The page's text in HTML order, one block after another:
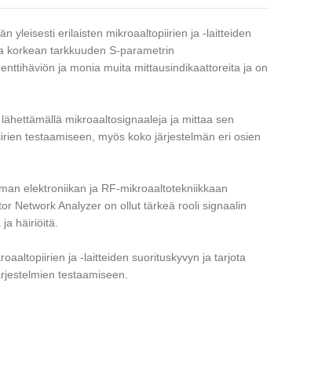
yleisesti erilaisten mikroaaltopiirien ja -laitteiden
korkean tarkkuuden S-parametrin
ja monia muita mittausindikaattoreita ja on
mikroaaltosignaaleja ja mittaa sen
testaamiseen, myös koko järjestelmän eri osien
elektroniikan ja RF-mikroaaltotekniikkaan
Network Analyzer on ollut tärkeä rooli signaalin
häiriöitä.
ja -laitteiden suorituskyvyn ja tarjota
testaamiseen.